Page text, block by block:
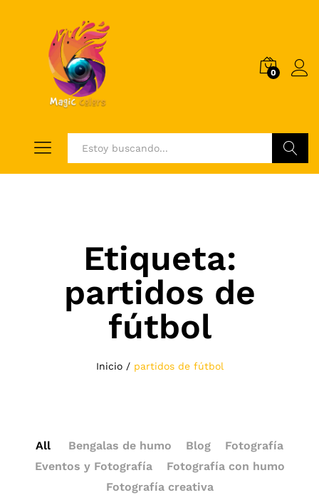
0
Etiqueta:
partidos de
fútbol
Inicio / partidos de fútbol
All Bengalas de humo Blog
Fotografía
Eventos y Fotografía
Fotografía con humo
Fotografía creativa